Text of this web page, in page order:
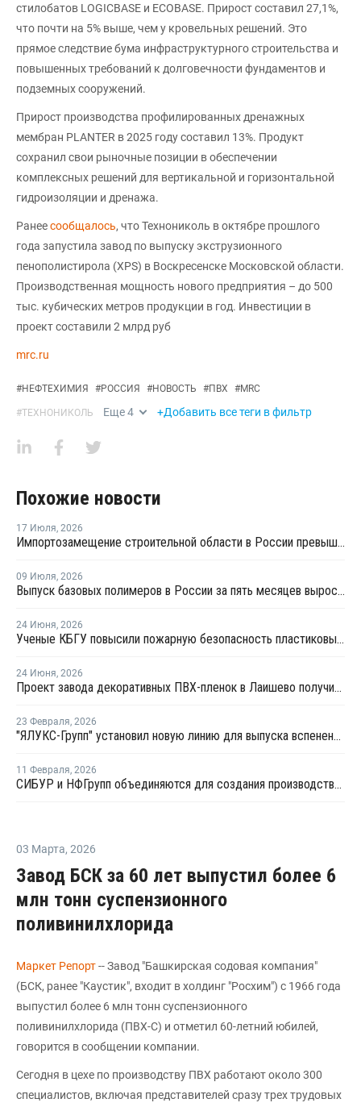
стилобатов LOGICBASE и ECOBASE. Прирост составил 27,1%,
что почти на 5% выше, чем у кровельных решений. Это
прямое следствие бума инфраструктурного строительства и
повышенных требований к долговечности фундаментов и
подземных сооружений.
Прирост производства профилированных дренажных
мембран PLANTER в 2025 году составил 13%. Продукт
сохранил свои рыночные позиции в обеспечении
комплексных решений для вертикальной и горизонтальной
гидроизоляции и дренажа.
Ранеесообщалось, что Технониколь в октябре прошлого
года запустила завод по выпуску экструзионного
пенополистирола (XPS) в Воскресенске Московской области.
Производственная мощность нового предприятия – до 500
тыс. кубических метров продукции в год. Инвестиции в
проект составили 2 млрд руб
mrc.ru
#НЕФТЕХИМИЯ #РОССИЯ #НОВОСТЬ #ПВХ #MRC
#ТЕХНОНИКОЛЬ Еще4 +Добавить все теги в фильтр
Похожие новости
17 Июля, 2026
Импортозамещение строительной области в России превышает 98%
09 Июля, 2026
Выпуск базовых полимеров в России за пять месяцев вырос на 3,8%
24 Июня, 2026
Ученые КБГУ повысили пожарную безопасность пластиковых стройматериалов
24 Июня, 2026
Проект завода декоративных ПВХ-пленок в Лаишево получил заключение госэкспертизы
23 Февраля, 2026
"ЯЛУКС-Групп" установил новую линию для выпуска вспененных ПВХ-листов
11 Февраля, 2026
СИБУР и НФГрупп объединяются для создания производства ПВХ-пленок в России
03 Марта, 2026
Завод БСК за 60 лет выпустил более 6
млн тонн суспензионного
поливинилхлорида
Маркет Репорт-- Завод "Башкирская содовая компания"
(БСК, ранее "Каустик", входит в холдинг "Росхим") с 1966 года
выпустил более 6 млн тонн суспензионного
поливинилхлорида (ПВХ-С) и отметил 60-летний юбилей,
говорится в сообщении компании.
Сегодня в цехе по производству ПВХ работают около 300
специалистов, включая представителей сразу трех трудовых